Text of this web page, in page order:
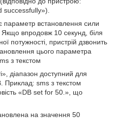
successfully»).
параметр встановлення сили
Якщо впродовж 10 секунд, біля
потужності, пристрій дзвонить
цього параметра
з текстом
діапазон доступний для
Приклад: sms з текстом
«DB set for 50.», що
на значення 50